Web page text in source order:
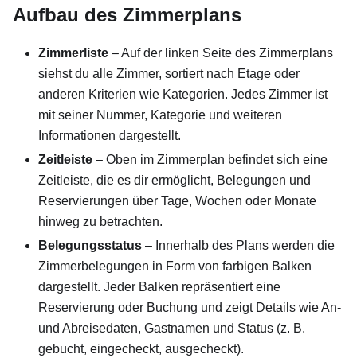
Aufbau des Zimmerplans
Zimmerliste – Auf der linken Seite des Zimmerplans
siehst du alle Zimmer, sortiert nach Etage oder
anderen Kriterien wie Kategorien. Jedes Zimmer ist
mit seiner Nummer, Kategorie und weiteren
Informationen dargestellt.
Zeitleiste – Oben im Zimmerplan befindet sich eine
Zeitleiste, die es dir ermöglicht, Belegungen und
Reservierungen über Tage, Wochen oder Monate
hinweg zu betrachten.
Belegungsstatus – Innerhalb des Plans werden die
Zimmerbelegungen in Form von farbigen Balken
dargestellt. Jeder Balken repräsentiert eine
Reservierung oder Buchung und zeigt Details wie An-
und Abreisedaten, Gastnamen und Status (z. B.
gebucht, eingecheckt, ausgecheckt).